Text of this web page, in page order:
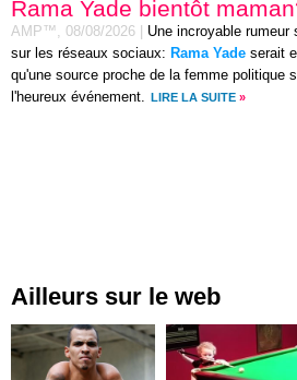
Rama Yade bientôt
AMP™, 08/08/2026
Une incroyable rumeur
sur les réseaux sociaux: Rama Yade serait
qu'une source proche de la femme politique
l'heureux événement.
LIRE LA SUITE »
Ailleurs sur le web